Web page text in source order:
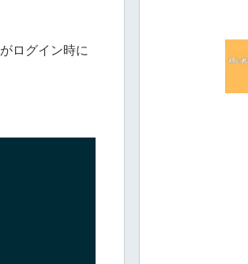
がログイン時に